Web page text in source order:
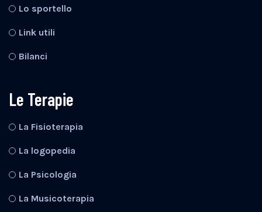
Lo sportello
Link utili
Bilanci
Le Terapie
La Fisioterapia
La logopedia
La Psicologia
La Musicoterapia